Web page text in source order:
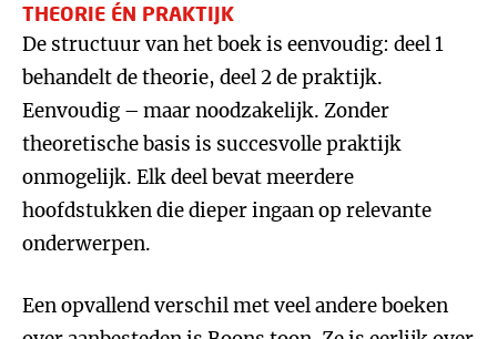
THEORIE ÉN PRAKTIJK
De structuur van het boek is eenvoudig: deel 1
behandelt de theorie, deel 2 de praktijk.
Eenvoudig – maar noodzakelijk. Zonder
theoretische basis is succesvolle praktijk
onmogelijk. Elk deel bevat meerdere
hoofdstukken die dieper ingaan op relevante
onderwerpen.
Een opvallend verschil met veel andere boeken